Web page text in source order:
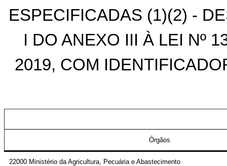
ESPECIFICADAS (1)(2) -
I DO ANEXO III À LEI Nº
2019, COM
Órgãos
22000 Ministério da Agricultura, Pecuária e Abastecimento